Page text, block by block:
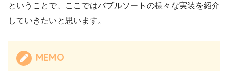
ということで、ここではバブルソートの様々な実装を紹介
していきたいと思います。
MEMO